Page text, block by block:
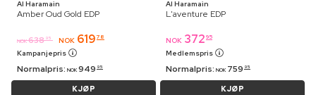
Al Haramain
Amber Oud Gold EDP
NOK 638 95 NOK 619 78
Kampanjepris
Normalpris: NOK 949 95
KJØP
Al Haramain
L'aventure EDP
NOK 372 95
Medlemspris
Normalpris: NOK 759 95
KJØP